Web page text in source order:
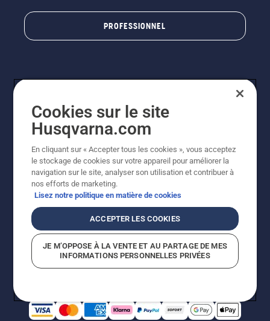
PROFESSIONNEL
© Husqvarna AB (publ). Tous droits réservés. Les prix
indiqués sont à titre indicatif de Husqvarna Schweiz AG
aux revendeurs participants, prix en CHF, TVA 8,1 % et
TAR incluses. Sous réserve de modification. Tous les
prix indiqués sont des prix de vente recommandés (TVA
incluse), sauf si le produit est disponible pour un achat
Politique relative aux cookiesConditions d'utilisation
Avis de confidentialitéImpressionCGVL Shop en ligne
Signalement de violations présumées
Cookies sur le site
Husqvarna.com
En cliquant sur « Accepter tous les cookies », vous acceptez
le stockage de cookies sur votre appareil pour améliorer la
navigation sur le site, analyser son utilisation et contribuer à
nos efforts de marketing.
Lisez notre politique en matière de cookies
ACCEPTER LES COOKIES
JE M’OPPOSE À LA VENTE ET AU PARTAGE DE MES
INFORMATIONS PERSONNELLES PRIVÉES